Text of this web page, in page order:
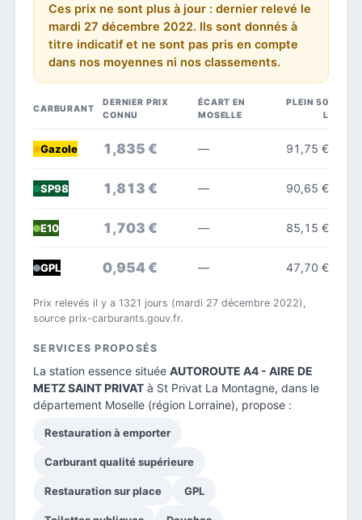
Ces prix ne sont plus à jour : dernier relevé le
mardi 27 décembre 2022. Ils sont donnés à
titre indicatif et ne sont pas pris en compte
dans nos moyennes ni nos classements.
CARBURANT
DERNIER PRIX
CONNU
ÉCART EN
MOSELLE
PLEIN 50
L
Gazole 1,835 € — 91,75 €
SP98 1,813 € — 90,65 €
E10 1,703 € — 85,15 €
GPL 0,954 € — 47,70 €
Prix relevés il y a 1321 jours (mardi 27 décembre 2022),
source prix-carburants.gouv.fr.
SERVICES PROPOSÉS
La station essence située AUTOROUTE A4 - AIRE DE
METZ SAINT PRIVAT à St Privat La Montagne, dans le
département Moselle (région Lorraine), propose :
Restauration à emporter
Carburant qualité supérieure
Restauration sur place GPL